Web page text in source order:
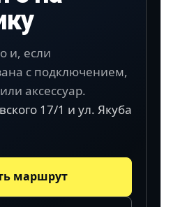
и, если
с подключением,
аксессуар.
17/1 и ул. Якуба
маршрут